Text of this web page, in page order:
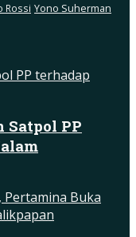
Rossi Yono Suherman
Satpol PP